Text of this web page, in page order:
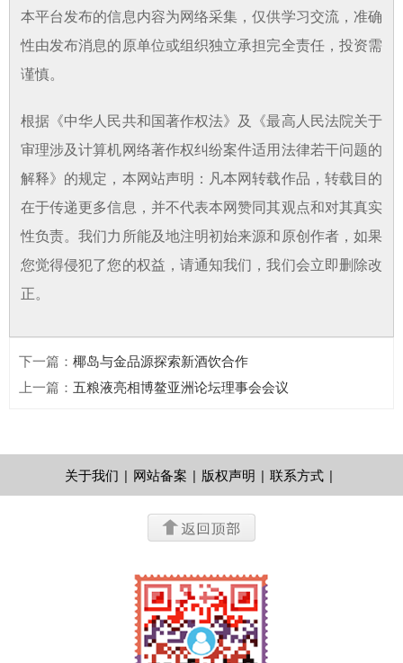
本平台发布的信息内容为网络采集，仅供学习交流，准确
性由发布消息的原单位或组织独立承担完全责任，投资需
谨慎。
根据《中华人民共和国著作权法》及《最高人民法院关于
审理涉及计算机网络著作权纠纷案件适用法律若干问题的
解释》的规定，本网站声明：凡本网转载作品，转载目的
在于传递更多信息，并不代表本网赞同其观点和对其真实
性负责。我们力所能及地注明初始来源和原创作者，如果
您觉得侵犯了您的权益，请通知我们，我们会立即删除改
正。
下一篇 ： 椰岛与金品源探索新酒饮合作
上一篇 ： 五粮液亮相博鳌亚洲论坛理事会会议
关于我们 | 网站备案 | 版权声明 | 联系方式 |